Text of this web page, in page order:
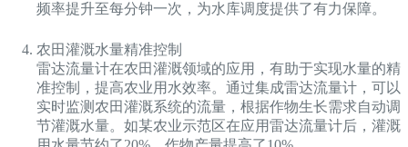
频率提升至每分钟一次，为水库调度提供了有力保障。
农田灌溉水量精准控制
雷达流量计在农田灌溉领域的应用，有助于实现水量的精
准控制，提高农业用水效率。通过集成雷达流量计，可以
实时监测农田灌溉系统的流量，根据作物生长需求自动调
节灌溉水量。如某农业示范区在应用雷达流量计后，灌溉